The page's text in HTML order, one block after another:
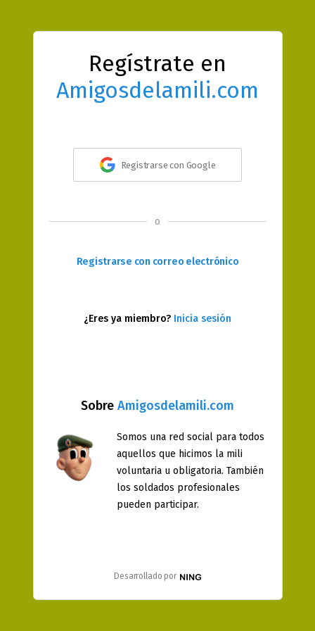
Regístrate en
Amigosdelamili.com
Sobre Amigosdelamili.com
Somos una red social para todos
aquellos que hicimos la mili
voluntaria u obligatoria. También
los soldados profesionales
pueden participar.
Desarrollado por
Registrarse con Google
o
Registrarse con correo electrónico
¿Eres ya miembro? Inicia sesión